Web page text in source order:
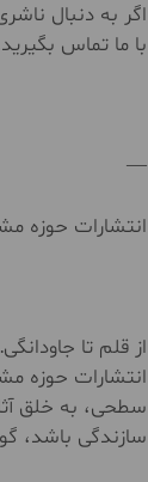
اگر به دنبال
با ما تماس
—
انتشارات حوزه
از قلم تا
انتشارات حوزه
سطحی، به خلق
سازندگی باشد،